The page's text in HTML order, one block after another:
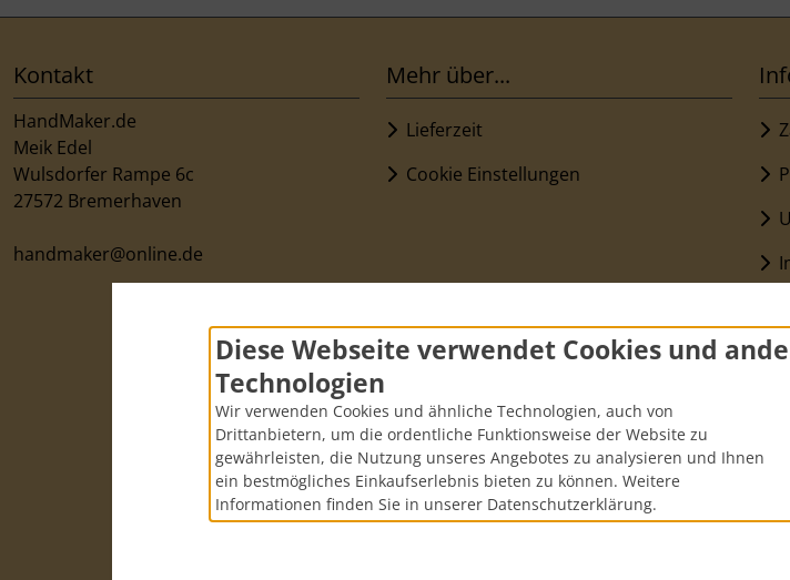
Kontakt
HandMaker.de
Meik Edel
Wulsdorfer Rampe 6c
27572 Bremerhaven
handmaker@online.de
Mehr über...
Lieferzeit
Cookie Einstellungen
Die durchgestrichenen Preise entsprechen
Diese Webseite verwendet Cookies und
Technologien
Wir verwenden Cookies und ähnliche Technologien, auch von
Drittanbietern, um die ordentliche Funktionsweise der Website zu
gewährleisten, die Nutzung unseres Angebotes zu analysieren und Ihnen
ein bestmögliches Einkaufserlebnis bieten zu können. Weitere
Informationen finden Sie in unserer Datenschutzerklärung.